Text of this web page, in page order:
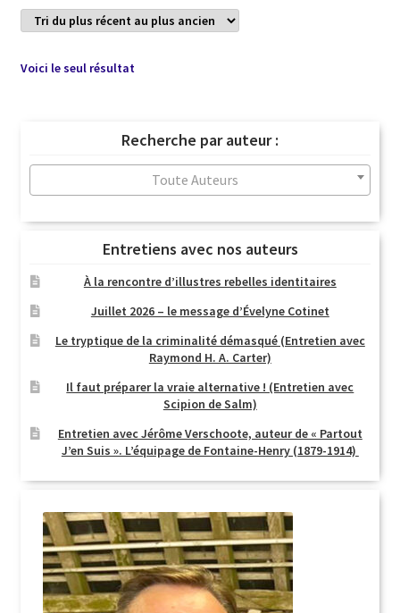
Voici le seul résultat
Recherche par auteur :
Toute Auteurs
Entretiens avec nos auteurs
À la rencontre d’illustres rebelles identitaires
Juillet 2026 – le message d’Évelyne Cotinet
Le tryptique de la criminalité démasqué (Entretien avec
Raymond H. A. Carter)
Il faut préparer la vraie alternative ! (Entretien avec
Scipion de Salm)
Entretien avec Jérôme Verschoote, auteur de « Partout
J’en Suis ». L’équipage de Fontaine-Henry (1879-1914)